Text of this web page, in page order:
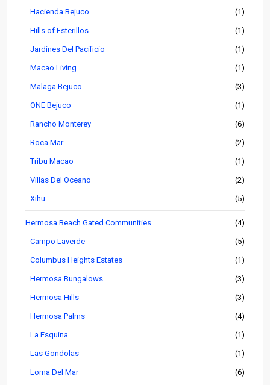
Hacienda Bejuco (1)
Hills of Esterillos (1)
Jardines Del Pacificio (1)
Macao Living (1)
Malaga Bejuco (3)
ONE Bejuco (1)
Rancho Monterey (6)
Roca Mar (2)
Tribu Macao (1)
Villas Del Oceano (2)
Xihu (5)
Hermosa Beach Gated Communities (4)
Campo Laverde (5)
Columbus Heights Estates (1)
Hermosa Bungalows (3)
Hermosa Hills (3)
Hermosa Palms (4)
La Esquina (1)
Las Gondolas (1)
Loma Del Mar (6)